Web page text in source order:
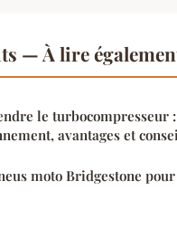
— À lire
le turbocompresseur :
avantages et
moto Bridgestone